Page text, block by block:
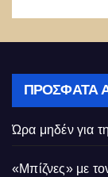
ΠΡΌΣΦΑΤΑ
Ώρα μηδέν για
«Μπίζνες» με